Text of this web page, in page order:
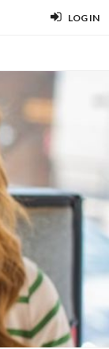
LOG IN